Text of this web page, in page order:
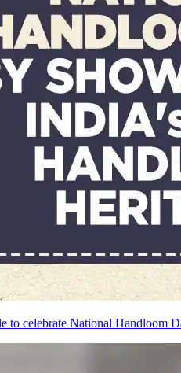
to celebrate National Handloom